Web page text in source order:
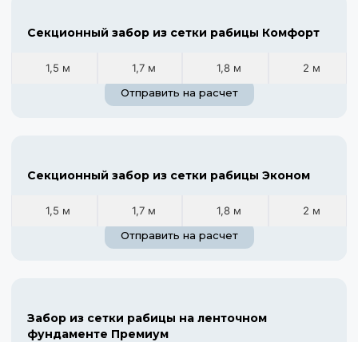
Секционный забор из сетки рабицы Комфорт
1,5 м 1,7 м 1,8 м
2 м
Отправить на расчет
Секционный забор из сетки рабицы Эконом
1,5 м 1,7 м 1,8 м
2 м
Отправить на расчет
Забор из сетки рабицы на ленточном
фундаменте Премиум